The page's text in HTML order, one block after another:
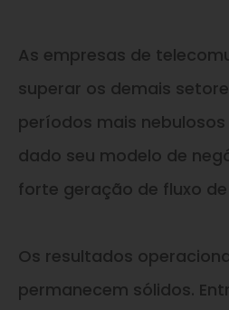
As empresas de
superar os demais
períodos mais
dado seu modelo de
forte geração de fluxo
Os resultados
permanecem sólidos.